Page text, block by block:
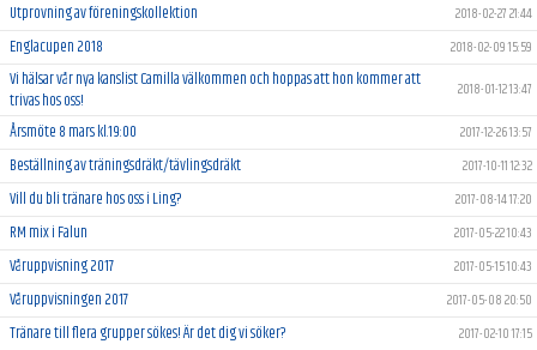
Utprovning av föreningskollektion 2018-02-27 21:44
Englacupen 2018 2018-02-09 15:59
Vi hälsar vår nya kanslist Camilla välkommen och hoppas att hon kommer att
trivas hos oss!
2018-01-12 13:47
Årsmöte 8 mars kl.19:00 2017-12-26 13:57
Beställning av träningsdräkt/tävlingsdräkt 2017-10-11 12:32
Vill du bli tränare hos oss i Ling? 2017-08-14 17:20
RM mix i Falun 2017-05-22 10:43
Våruppvisning 2017 2017-05-15 10:43
Våruppvisningen 2017 2017-05-08 20:50
Tränare till flera grupper sökes! Är det dig vi söker? 2017-02-10 17:15